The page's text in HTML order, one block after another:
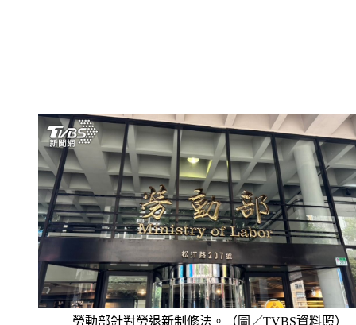
勞動部針對勞退新制修法。（圖／TVBS資料照）